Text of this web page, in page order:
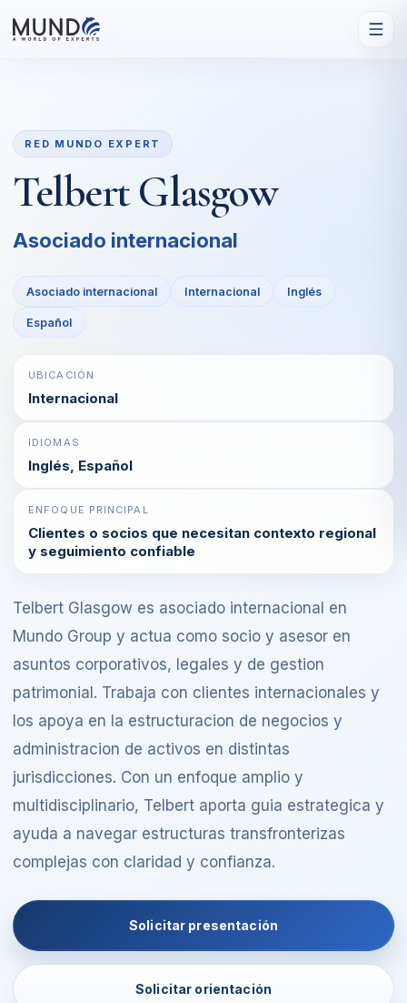
RED MUNDO EXPERT
Telbert Glasgow
Asociado internacional
Asociado internacional Internacional Inglés
Español
UBICACIÓN
Internacional
IDIOMAS
Inglés, Español
ENFOQUE PRINCIPAL
Clientes o socios que necesitan contexto regional
y seguimiento confiable
Telbert Glasgow es asociado internacional en
Mundo Group y actua como socio y asesor en
asuntos corporativos, legales y de gestion
patrimonial. Trabaja con clientes internacionales y
los apoya en la estructuracion de negocios y
administracion de activos en distintas
jurisdicciones. Con un enfoque amplio y
multidisciplinario, Telbert aporta guia estrategica y
ayuda a navegar estructuras transfronterizas
complejas con claridad y confianza.
Solicitar presentación
Solicitar orientación